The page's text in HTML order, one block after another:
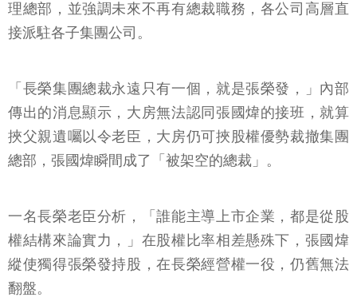
理總部，並強調未來不再有總裁職務，各公司高層直
接派駐各子集團公司。
「長榮集團總裁永遠只有一個，就是張榮發，」內部
傳出的消息顯示，大房無法認同張國煒的接班，就算
挾父親遺囑以令老臣，大房仍可挾股權優勢裁撤集團
總部，張國煒瞬間成了「被架空的總裁」。
一名長榮老臣分析，「誰能主導上市企業，都是從股
權結構來論實力，」在股權比率相差懸殊下，張國煒
縱使獨得張榮發持股，在長榮經營權一役，仍舊無法
翻盤。